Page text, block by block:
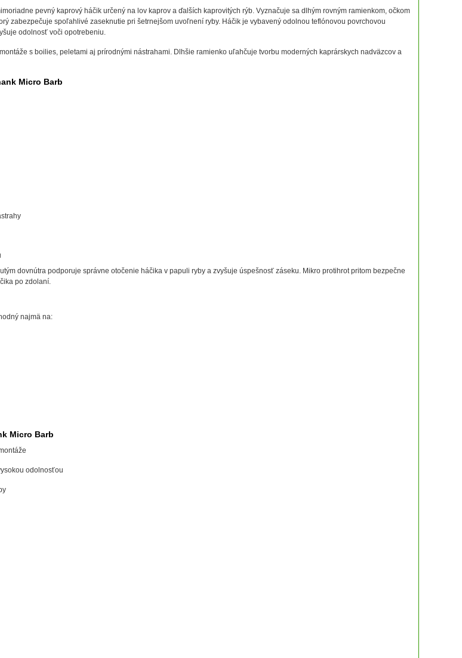
pevný kaprový háčik určený na lov kaprov a ďalších kaprovitých rýb. Vyznačuje sa dlhým rovným ramienkom, očkom
zabezpečuje spoľahlivé zaseknutie pri šetrnejšom uvoľnení ryby. Háčik je vybavený odolnou teflónovou povrchovou
odolnosť voči opotrebeniu.
s boilies, peletami aj prírodnými nástrahami. Dlhšie ramienko uľahčuje tvorbu moderných kaprárskych nadväzcov a
Micro Barb
dovnútra podporuje správne otočenie háčika v papuli ryby a zvyšuje úspešnosť záseku. Mikro protihrot pritom bezpečne
po zdolaní.
najmä na:
Micro Barb
odolnosťou